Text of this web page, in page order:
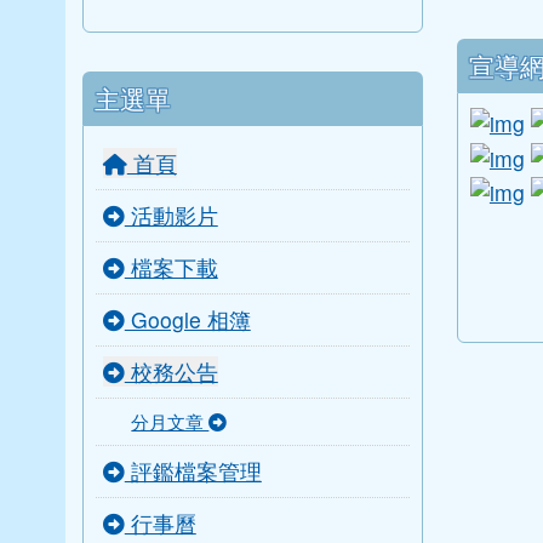
主選單
首頁
活動影片
檔案下載
Google 相簿
校務公告
分月文章
評鑑檔案管理
行事曆
下中
宣導